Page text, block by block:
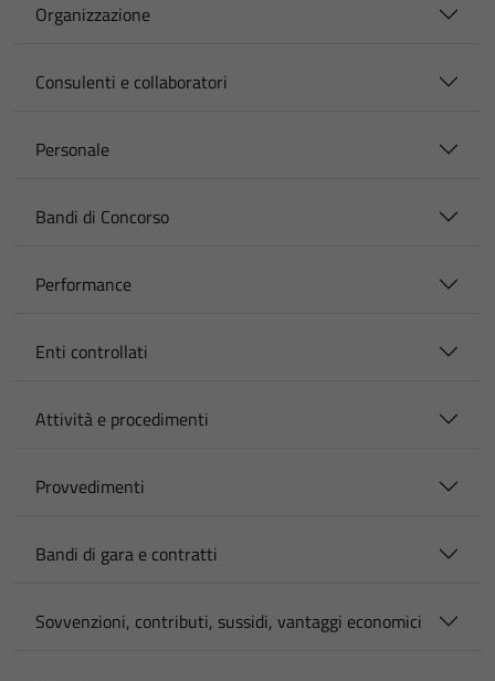
Organizzazione
Consulenti e collaboratori
Personale
Bandi di Concorso
Performance
Enti controllati
Attività e procedimenti
Provvedimenti
Bandi di gara e contratti
Sovvenzioni, contributi, sussidi, vantaggi economici